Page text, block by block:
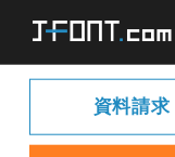
資料請求